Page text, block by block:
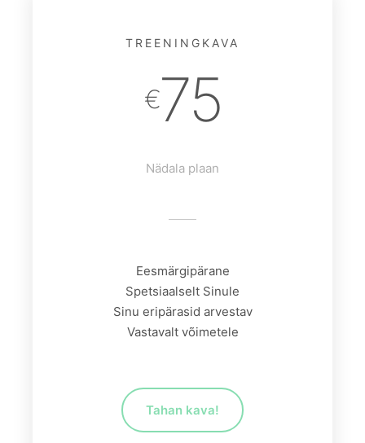
TREENINGKAVA
€75
Nädala plaan
Eesmärgipärane
Spetsiaalselt Sinule
Sinu eripärasid arvestav
Vastavalt võimetele
Tahan kava!